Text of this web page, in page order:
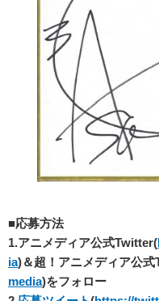
■応募方法
1.アニメディア公式Twitter(
ia)＆超！アニメディア公
media)をフォロー